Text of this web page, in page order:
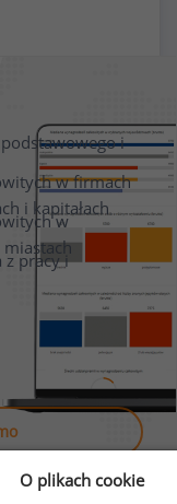
i
w firmach
i kapitałach
w
z pracy i
O plikach cookie